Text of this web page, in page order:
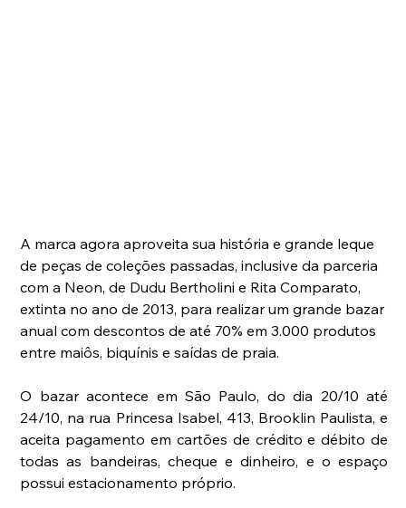
A marca agora aproveita sua história e grande leque
de peças de coleções passadas, inclusive da parceria
com a Neon, de Dudu Bertholini e Rita Comparato,
extinta no ano de 2013, para realizar um grande bazar
anual com descontos de até 70% em 3.000 produtos
entre maiôs, biquínis e saídas de praia.
O bazar acontece em São Paulo, do dia 20/10 até
24/10, na rua Princesa Isabel, 413, Brooklin Paulista, e
aceita pagamento em cartões de crédito e débito de
todas as bandeiras, cheque e dinheiro, e o espaço
possui estacionamento próprio.